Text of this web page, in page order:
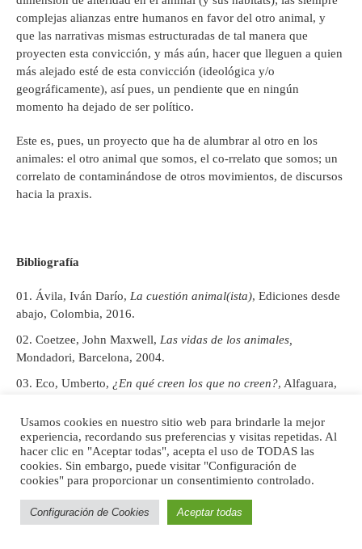
complejas alianzas entre humanos en favor del otro animal, y
que las narrativas mismas estructuradas de tal manera que
proyecten esta convicción, y más aún, hacer que lleguen a quien
más alejado esté de esta convicción (ideológica y/o
geográficamente), así pues, un pendiente que en ningún
momento ha dejado de ser político.
Este es, pues, un proyecto que ha de alumbrar al otro en los
animales: el otro animal que somos, el co-rrelato que somos; un
correlato de contaminándose de otros movimientos, de discursos
hacia la praxis.
Bibliografía
Ávila, Iván Darío, La cuestión animal(ista), Ediciones desde
abajo, Colombia, 2016.
Coetzee, John Maxwell, Las vidas de los animales,
Mondadori, Barcelona, 2004.
Eco, Umberto, ¿En qué creen los que no creen?, Alfaguara,
Ética Animal, “¿Por qué la visión idílica de los animales en la
naturaleza está equivocada?”, en Blog,Ética Animal, junio,
2017.https://www.animal-ethics.org/vision-idilica-animales-
naturaleza-equivocada/Consultado el 20 junio del 2020.
Haraway, Donna, “Antropoceno, capitaloceno,
plantacionoceno, chthuluceno: generando relaciones de
Usamos cookies en nuestro sitio web para brindarle la mejor
experiencia, recordando sus preferencias y visitas repetidas. Al
hacer clic en "Aceptar todas", acepta el uso de TODAS las
cookies. Sin embargo, puede visitar "Configuración de
cookies" para proporcionar un consentimiento controlado.
Configuración de Cookies Aceptar todas